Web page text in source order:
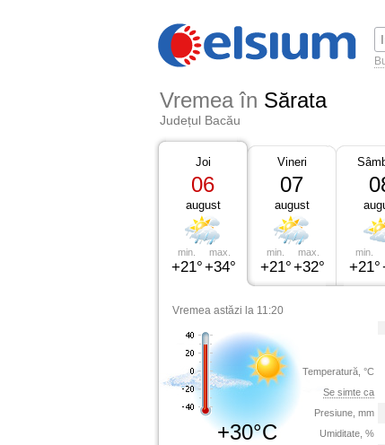
Vremea în Sărata
Județul Bacău
Joi
06
august
min.
+21°
max.
+34°
Vineri
07
august
min.
+21°
max.
+32°
min.
+21°
Vremea astăzi la 11:20
+30°C
Temperatură, °C
Se simte ca
Presiune, mm
Umiditate, %